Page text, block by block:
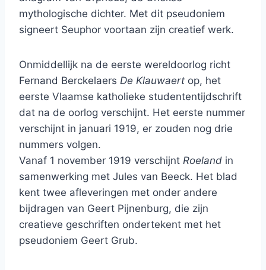
mythologische dichter. Met dit pseudoniem
signeert Seuphor voortaan zijn creatief werk.
Onmiddellijk na de eerste wereldoorlog richt
Fernand Berckelaers De Klauwaert op, het
eerste Vlaamse katholieke studententijdschrift
dat na de oorlog verschijnt. Het eerste nummer
verschijnt in januari 1919, er zouden nog drie
nummers volgen.
Vanaf 1 november 1919 verschijnt Roeland in
samenwerking met Jules van Beeck. Het blad
kent twee afleveringen met onder andere
bijdragen van Geert Pijnenburg, die zijn
creatieve geschriften ondertekent met het
pseudoniem Geert Grub.